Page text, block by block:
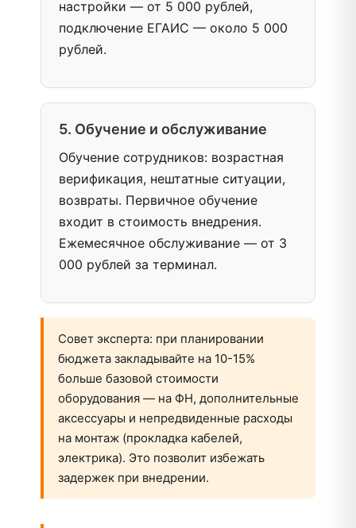
настройки — от 5 000 рублей,
подключение ЕГАИС — около 5 000
рублей.
5. Обучение и обслуживание
Обучение сотрудников: возрастная
верификация, нештатные ситуации,
возвраты. Первичное обучение
входит в стоимость внедрения.
Ежемесячное обслуживание — от 3
000 рублей за терминал.
Совет эксперта: при планировании
бюджета закладывайте на 10-15%
больше базовой стоимости
оборудования — на ФН, дополнительные
аксессуары и непредвиденные расходы
на монтаж (прокладка кабелей,
электрика). Это позволит избежать
задержек при внедрении.